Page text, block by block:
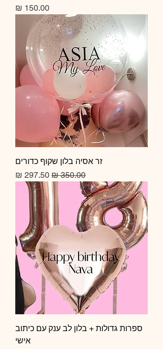
מחיר
זר אסיה בלון שקוף כדורים
מחיר רגיל מחיר מבצע
ספרות גדולות + בלון לב ענק עם כיתוב
אישי